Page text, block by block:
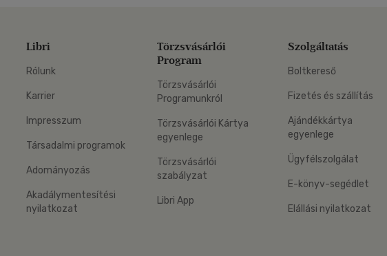
Libri
Rólunk
Karrier
Impresszum
Társadalmi programok
Adományozás
Akadálymentesítési
nyilatkozat
Törzsvásárlói
Program
Törzsvásárlói
Programunkról
Törzsvásárlói Kártya
egyenlege
Törzsvásárlói
szabályzat
Libri App
Szolgáltatás
Boltkereső
Fizetés és szállítás
Ajándékkártya
egyenlege
Ügyfélszolgálat
E-könyv-segédlet
Elállási nyilatkozat